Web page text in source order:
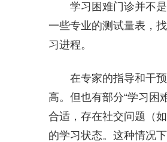
学习困难门诊并不
一些专业的测试量表，
习进程。
在专家的指导和干
高。但也有部分“学习困
合适，存在社交问题（
的学习状态。这种情况